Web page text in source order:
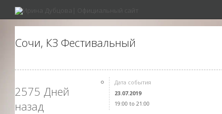
Сочи, КЗ Фестивальный
2575 Дней
назад
Дата события
23.07.2019
19:00 to 21:00